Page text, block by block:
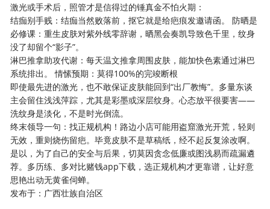
激光或手术后，照管才是信得过的锤真金不怕火期：
结痂别手贱：结痂当然败落前，抠它就是给疤痕发邀请函。 防晒是
必修课：重生皮肤对紫外线零辞谢，晒黑会奏凯导致色千里，纹身
没了却留个“影子”。
淋巴推拿助攻代谢：每天温文推拿周围皮肤，能加快色素通过淋巴
系统排出。 情愫预期：莫得100%的完竣断根
即使最先进的激光，也不敢保证皮肤能回到“出厂教悔”。多量东谈
主会留住浅浅萍踪，尤其是彩墨或深层纹身。心态放平很要害——
洗纹身是淡化，不是时光倒流。
终末领导一句：找正规机构！路边小店可能用盗窟激光开荒，轻则
无效，重则烧伤留疤。毕竟皮肤不是草稿纸，经不起反复涂改啊。
是以，为了自己的安全与后果，切莫因贪念低廉或图浅易而疏漏遴
荐。多历练、多对比赌钱app下载，选正规机构才更靠谱，让好意
思艳出动无黄雀伺蝉。
发布于：广西壮族自治区